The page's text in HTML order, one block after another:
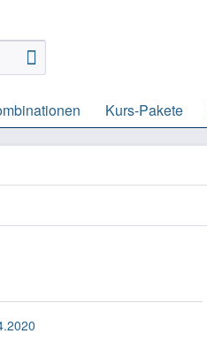
Kurs-Pakete